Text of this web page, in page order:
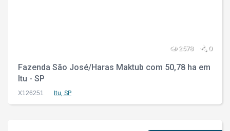
2578 0
Fazenda São José/Haras Maktub com 50,78 ha em
Itu - SP
X126251 Itu, SP